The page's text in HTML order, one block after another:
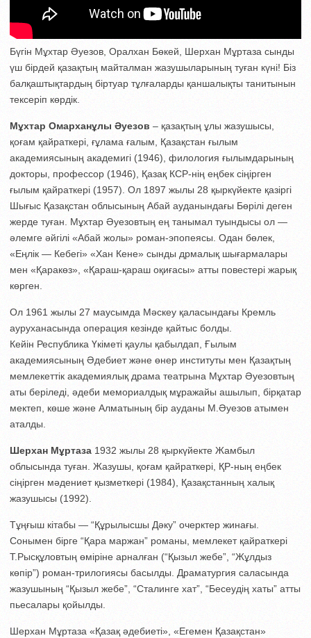
Бүгін Мұхтар Әуезов, Оралхан Бөкей, Шерхан Мұртаза сынды
үш бірдей қазақтың майталман жазушыларының туған күні! Біз
балқаштықтардың біртуар тұлғаларды қаншалықты танитынын
тексеріп көрдік.
Мұхтар Омарханұлы Әуезов – қазақтың ұлы жазушысы,
қоғам қайраткері, ғұлама ғалым, Қазақстан ғылым
академиясының академигі (1946), филология ғылымдарының
докторы, профессор (1946), Қазақ КСР-нің еңбек сіңірген
ғылым қайраткері (1957). Ол 1897 жылы 28 қыркүйекте қазіргі
Шығыс Қазақстан облысының Абай ауданындағы Бөрілі деген
жерде туған. Мұхтар Әуезовтың ең танымал туындысы ол —
әлемге әйгілі «Абай жолы» роман-эпопеясы. Одан бөлек,
«Еңлік — Кебегі» «Хан Кене» сынды дрмалық шығармалары
мен «Қаракөз», «Қараш-қараш оқиғасы» атты повестері жарық
көрген.
Ол 1961 жылы 27 маусымда Мәскеу қаласындағы Кремль
ауруханасында операция кезінде қайтыс болды.
Кейін Республика Үкіметі қаулы қабылдап, Ғылым
академиясының Әдебиет және өнер институты мен Қазақтың
мемлекеттік академиялық драма театрына Мұхтар Әуезовтың
аты беріледі, әдеби мемориалдық мұражайы ашылып, бірқатар
мектеп, көше және Алматының бір ауданы М.Әуезов атымен
аталды.
Шерхан Мұртаза 1932 жылы 28 қыркүйекте Жамбыл
облысында туған. Жазушы, қоғам қайраткері, ҚР-ның еңбек
сіңірген мәдениет қызметкері (1984), Қазақстанның халық
жазушысы (1992).
Тұңғыш кітабы — “Құрылысшы Дәку” очерктер жинағы.
Сонымен бірге “Қара маржан” романы, мемлекет қайраткері
Т.Рысқұловтың өміріне арналған (“Қызыл жебе”, “Жұлдыз
көпір”) роман-трилогиясы басылды. Драматургия саласында
жазушының “Қызыл жебе”, “Сталинге хат”, “Бесеудің хаты” атты
пьесалары қойылды.
Шерхан Мұртаза «Қазақ әдебиеті», «Егемен Қазақстан»